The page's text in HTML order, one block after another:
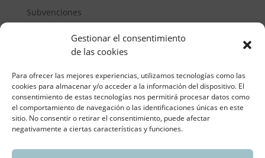
Gestionar el consentimiento
de las cookies
Para ofrecer las mejores experiencias, utilizamos tecnologías como las
cookies para almacenar y/o acceder a la información del dispositivo. El
consentimiento de estas tecnologías nos permitirá procesar datos como
el comportamiento de navegación o las identificaciones únicas en este
sitio. No consentir o retirar el consentimiento, puede afectar
negativamente a ciertas características y funciones.
Subvenciones